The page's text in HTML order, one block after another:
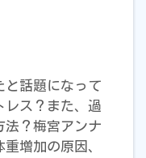
と話題になって
レス？また、過
法？梅宮アンナ
増加の原因、